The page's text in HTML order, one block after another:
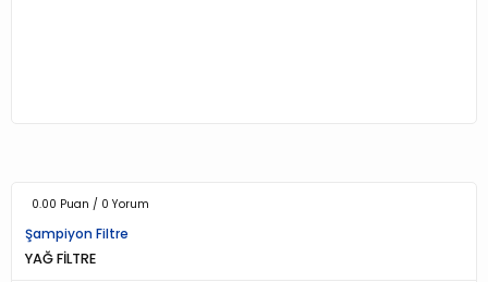
0.00 Puan / 0 Yorum
Şampiyon Filtre
YAĞ FİLTRE